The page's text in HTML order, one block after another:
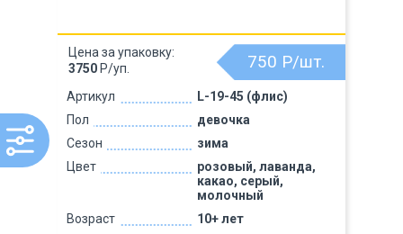
Артикул
L-19-45 (флис)
Пол
девочка
Сезон
зима
Цвет
розовый, лаванда,
какао, серый,
молочный
Возраст
10+ лет
750 Р/шт.
Цена за упаковку:
3750 Р/уп.